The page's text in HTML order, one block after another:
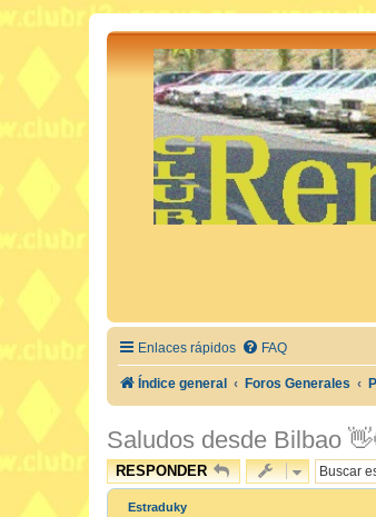
Enlaces rápidos FAQ
Índice general Foros Generales
Saludos desde Bilbao
RESPONDER
Estraduky